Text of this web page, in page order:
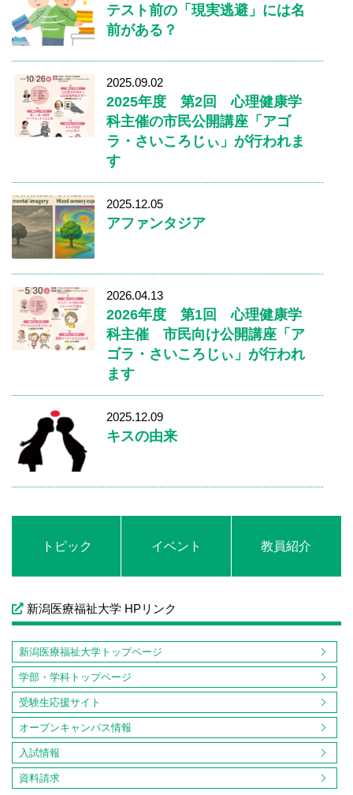
テスト前の「現実逃避」には名
前がある？
2025.09.02
2025年度 第2回 心理健康学
科主催の市民公開講座「アゴ
ラ・さいころじぃ」が行われま
す
2025.12.05
アファンタジア
2026.04.13
2026年度 第1回 心理健康学
科主催 市民向け公開講座「ア
ゴラ・さいころじぃ」が行われ
ます
2025.12.09
キスの由来
トピック イベント 教員紹介
新潟医療福祉大学 HPリンク
新潟医療福祉大学トップページ
学部・学科トップページ
受験生応援サイト
オープンキャンパス情報
入試情報
資料請求